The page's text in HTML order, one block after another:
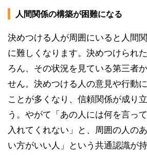
人間関係の構築が困難になる
決めつける人が周囲にいると人間
に難しくなります。決めつけられ
ろん、その状況を見ている第三者
せん。決めつける人の意見や行動
ことが多くなり、信頼関係が成り
う。やがて「あの人には何を言っ
入れてくれない」と、周囲の人の
い方がいい人」という共通認識が